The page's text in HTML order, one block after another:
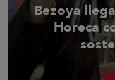
Bezoya
Horeca